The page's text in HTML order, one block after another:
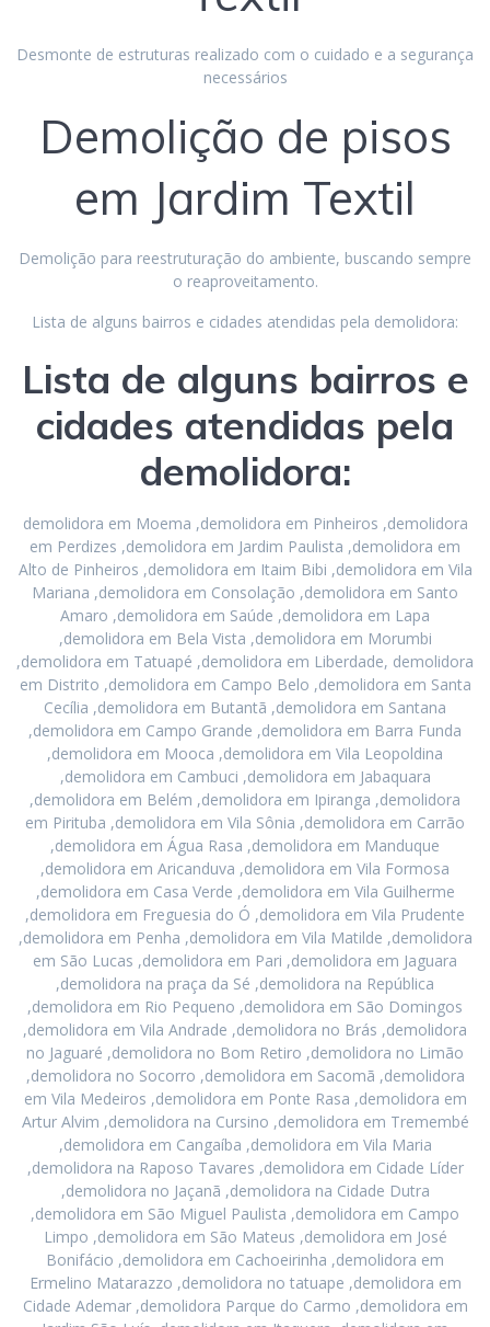
Desmonte de estruturas realizado com o cuidado e a segurança
necessários
Demolição de pisos
em Jardim Textil
Demolição para reestruturação do ambiente, buscando sempre
o reaproveitamento.
Lista de alguns bairros e cidades atendidas pela demolidora:
Lista de alguns bairros e
cidades atendidas pela
demolidora:
demolidora em Moema ,demolidora em Pinheiros ,demolidora
em Perdizes ,demolidora em Jardim Paulista ,demolidora em
Alto de Pinheiros ,demolidora em Itaim Bibi ,demolidora em Vila
Mariana ,demolidora em Consolação ,demolidora em Santo
Amaro ,demolidora em Saúde ,demolidora em Lapa
,demolidora em Bela Vista ,demolidora em Morumbi
,demolidora em Tatuapé ,demolidora em Liberdade, demolidora
em Distrito ,demolidora em Campo Belo ,demolidora em Santa
Cecília ,demolidora em Butantã ,demolidora em Santana
,demolidora em Campo Grande ,demolidora em Barra Funda
,demolidora em Mooca ,demolidora em Vila Leopoldina
,demolidora em Cambuci ,demolidora em Jabaquara
,demolidora em Belém ,demolidora em Ipiranga ,demolidora
em Pirituba ,demolidora em Vila Sônia ,demolidora em Carrão
,demolidora em Água Rasa ,demolidora em Manduque
,demolidora em Aricanduva ,demolidora em Vila Formosa
,demolidora em Casa Verde ,demolidora em Vila Guilherme
,demolidora em Freguesia do Ó ,demolidora em Vila Prudente
,demolidora em Penha ,demolidora em Vila Matilde ,demolidora
em São Lucas ,demolidora em Pari ,demolidora em Jaguara
,demolidora na praça da Sé ,demolidora na República
,demolidora em Rio Pequeno ,demolidora em São Domingos
,demolidora em Vila Andrade ,demolidora no Brás ,demolidora
no Jaguaré ,demolidora no Bom Retiro ,demolidora no Limão
,demolidora no Socorro ,demolidora em Sacomã ,demolidora
em Vila Medeiros ,demolidora em Ponte Rasa ,demolidora em
Artur Alvim ,demolidora na Cursino ,demolidora em Tremembé
,demolidora em Cangaíba ,demolidora em Vila Maria
,demolidora na Raposo Tavares ,demolidora em Cidade Líder
,demolidora no Jaçanã ,demolidora na Cidade Dutra
,demolidora em São Miguel Paulista ,demolidora em Campo
Limpo ,demolidora em São Mateus ,demolidora em José
Bonifácio ,demolidora em Cachoeirinha ,demolidora em
Ermelino Matarazzo ,demolidora no tatuape ,demolidora em
Cidade Ademar ,demolidora Parque do Carmo ,demolidora em